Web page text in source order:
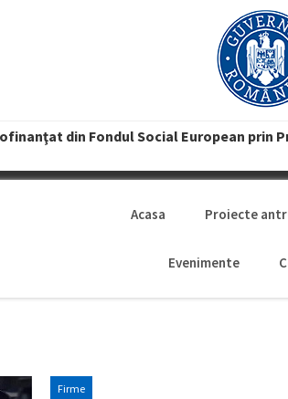
din Fondul Social European prin
Acasa Proiecte
Evenimente
Firme